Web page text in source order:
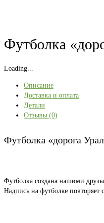
Футболка
Loading...
Описание
Доставка и оплата
Детали
Отзывы (0)
Футболка «дорога
Футболка создана нашими
Надпись на футболке повторяет